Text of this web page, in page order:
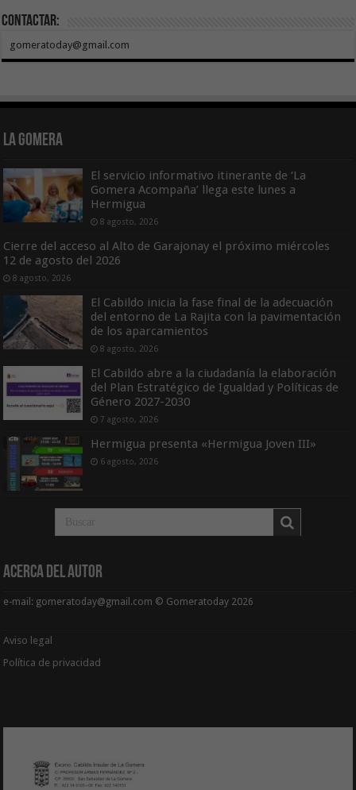
Contactar:
gomeratoday@gmail.com
La Gomera
El servicio informativo itinerante de ‘La
Gomera Acompaña’ llega este lunes a
Hermigua
8 agosto, 2026
Cierre del acceso al Alto de Garajonay el próximo miércoles
12 de agosto del 2026
8 agosto, 2026
El Cabildo inicia la fase final de la adecuación
del entorno de La Rajita con la pavimentación
de los aparcamientos
8 agosto, 2026
El Cabildo abre a la ciudadanía la elaboración
del Plan Estratégico de Igualdad y Políticas de
Género 2027-2030
7 agosto, 2026
Hermigua presenta «Hermigua Joven III»
6 agosto, 2026
Acerca del Autor
e-mail: gomeratoday@gmail.com © Gomeratoday 2026
Aviso legal
Política de privacidad